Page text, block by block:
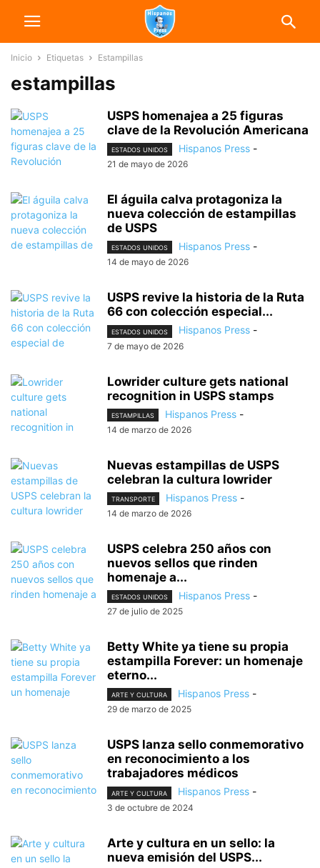
Inicio Etiquetas Estampillas
estampillas
USPS homenajea a 25 figuras
clave de la Revolución Americana
ESTADOS UNIDOS Hispanos Press -
21 de mayo de 2026
El águila calva protagoniza la
nueva colección de estampillas
de USPS
ESTADOS UNIDOS Hispanos Press -
14 de mayo de 2026
USPS revive la historia de la Ruta
66 con colección especial...
ESTADOS UNIDOS Hispanos Press -
7 de mayo de 2026
Lowrider culture gets national
recognition in USPS stamps
ESTAMPILLAS Hispanos Press -
14 de marzo de 2026
Nuevas estampillas de USPS
celebran la cultura lowrider
TRANSPORTE Hispanos Press -
14 de marzo de 2026
USPS celebra 250 años con
nuevos sellos que rinden
homenaje a...
ESTADOS UNIDOS Hispanos Press -
27 de julio de 2025
Betty White ya tiene su propia
estampilla Forever: un homenaje
eterno...
ARTE Y CULTURA Hispanos Press -
29 de marzo de 2025
USPS lanza sello conmemorativo
en reconocimiento a los
trabajadores médicos
ARTE Y CULTURA Hispanos Press -
3 de octubre de 2024
Arte y cultura en un sello: la
nueva emisión del USPS...